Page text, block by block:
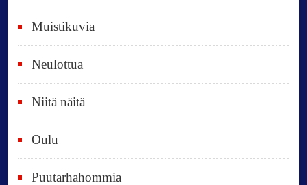
t
Muistikuvia
Neulottua
Niitä näitä
Oulu
Puutarhahommia